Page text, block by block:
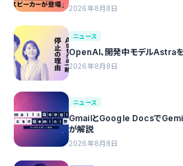
2026年8月8日
ニュース
OpenAI、開発中モデルAstra
2026年8月8日
ニュース
GmailとGoogle Docsで
が解説
2026年8月8日